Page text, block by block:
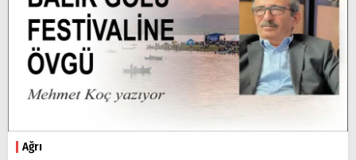
Ağrı